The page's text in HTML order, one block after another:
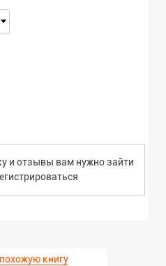
и отзывы вам нужно зайти
книгу